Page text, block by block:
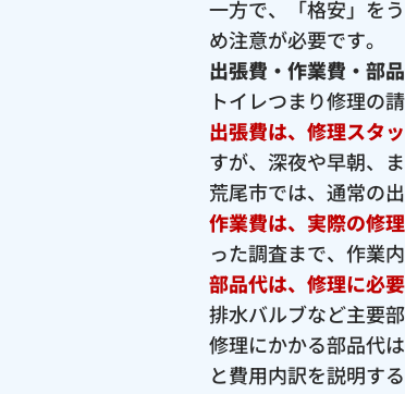
一方で、「格安」を
め注意が必要です。
出張費・作業費・部
トイレつまり修理の
出張費は、修理スタ
すが、深夜や早朝、
荒尾市では、通常の
作業費は、実際の修
った調査まで、作業
部品代は、修理に必
排水バルブなど主要
修理にかかる部品代
と費用内訳を説明す